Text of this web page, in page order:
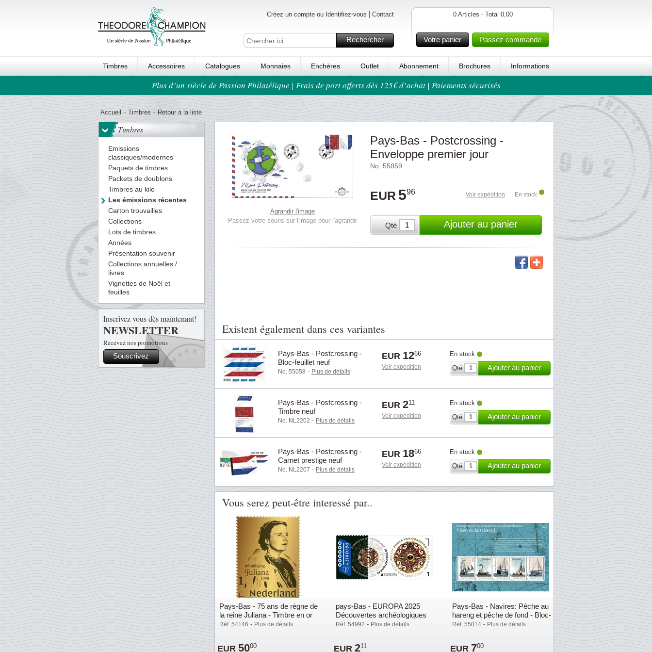
Créez un compte ou Identifiez-vous Contact
Rechercher
0 Articles - Total 0,00
Votre panier Passez commande
Timbres Accessoires Catalogues Monnaies Enchères Outlet Abonnement Brochures Informations
Ordre au panierPlus d’un siècle de Passion Philatélique | Frais de port offerts dès 125€ d’achat | Paiements sécurisés
Accueil - Timbres - Retour à la liste
Timbres
Emissions
classiques/modernes
Paquets de timbres
Packets de doublons
Timbres au kilo
Les émissions récentes
Carton trouvailles
Collections
Lots de timbres
Années
Présentation souvenir
Collections annuelles /
livres
Vignettes de Noël et
feuilles
Inscrivez vous dès maintenant!
NEWSLETTER
Recevez nos promotions
Souscrivez
Agrandir l'image
Passez votre souris sur l'image pour l'agrandir
Pays-Bas - Postcrossing -
Enveloppe premier jour
No. 55059
EUR 596 Voir expédition En stock
Qté Ajouter au panier
Existent également dans ces variantes
Pays-Bas - Postcrossing -
Bloc-feuillet neuf
No. 55058 - Plus de détails
EUR 1266
Voir expédition
En stock
Qté
Ajouter au panier
Pays-Bas - Postcrossing -
Timbre neuf
No. NL2202 - Plus de détails
EUR 211
Voir expédition
En stock
Qté
Ajouter au panier
Pays-Bas - Postcrossing -
Carnet prestige neuf
No. NL2207 - Plus de détails
EUR 1866
Voir expédition
En stock
Qté
Ajouter au panier
Vous serez peut-être interessé par..
Pays-Bas - 75 ans de règne de
la reine Juliana - Timbre en or
24 carats
Réf. 54146 - Plus de détails
EUR 5000
pays-Bas - EUROPA 2025
Découvertes archéologiques
nationales - Timbre neuf
Réf. 54992 - Plus de détails
EUR 211
Pays-Bas - Navires: Pêche au
hareng et pêche de fond - Bloc-
feuillet neuf
Réf. 55014 - Plus de détails
EUR 700